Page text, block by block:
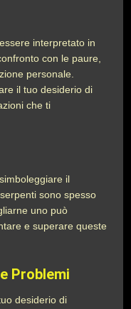
interpretato in
con le paure,
personale.
il tuo desiderio di
che ti
il
sono spesso
uno può
e superare queste
Problemi
desiderio di